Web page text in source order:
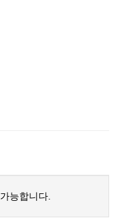
능합니다.